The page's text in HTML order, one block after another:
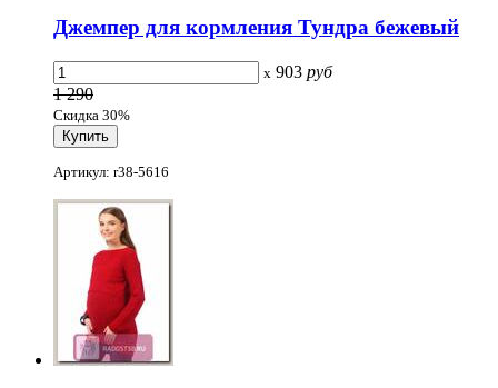
Джемпер для кормления Тундра бежевый
x 903 руб
1 290
Скидка 30%
Артикул: r38-5616